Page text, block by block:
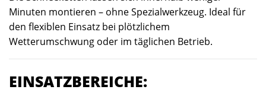
Minuten montieren – ohne Spezialwerkzeug. Ideal für
den flexiblen Einsatz bei plötzlichem
Wetterumschwung oder im täglichen Betrieb.
EINSATZBEREICHE: